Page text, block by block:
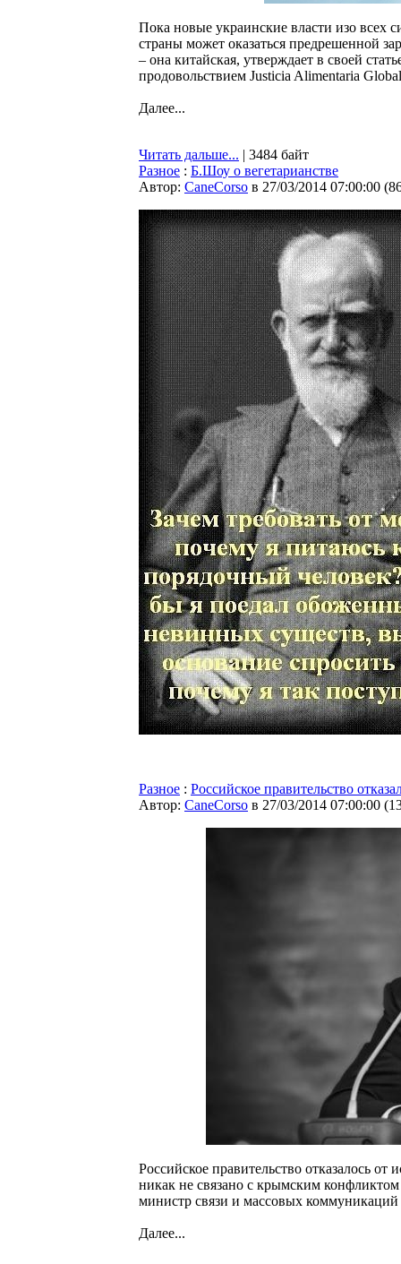
Пока новые украинские власти изо всех
страны может оказаться предрешенной
– она китайская, утверждает в своей
продовольствием Justicia Alimentaria
Далее...
Читать дальше... | 3484 байт
Разное : Б.Шоу о вегетарианстве
Автор: CaneCorso в 27/03/2014 07:00:00 (
Разное : Российское правительство
Автор: CaneCorso в 27/03/2014 07:00:00 (
Российское правительство отказалось
никак не связано с крымским
министр связи и массовых
Далее...